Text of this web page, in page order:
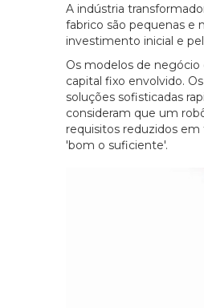
A indústria
fabrico são pequenas e
investimento inicial e
Os modelos de
capital fixo envolvido.
soluções sofisticadas
consideram que um
requisitos reduzidos
'bom o suficiente'.